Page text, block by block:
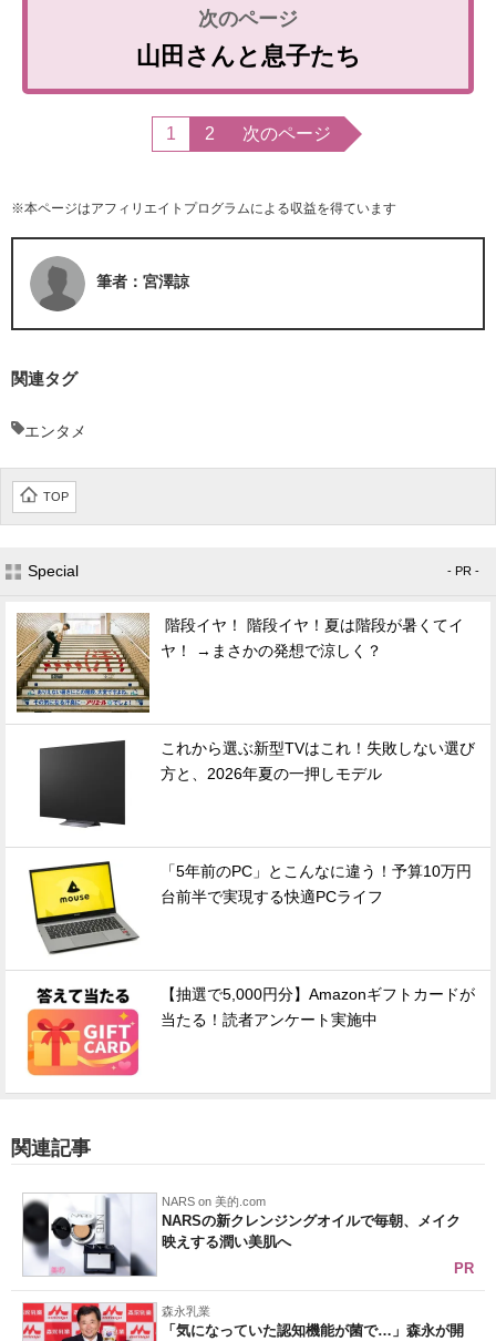
山田さんと息子たち
1 2 次のページ
※本ページはアフィリエイトプログラムによる収益を得ています
筆者：宮澤諒
関連タグ
エンタメ
TOP
Special - PR -
階段イヤ！ 階段イヤ！夏は階段が暑くてイ
ヤ！ →まさかの発想で涼しく？
これから選ぶ新型TVはこれ！失敗しない選び
方と、2026年夏の一押しモデル
「5年前のPC」とこんなに違う！予算10万円
台前半で実現する快適PCライフ
【抽選で5,000円分】Amazonギフトカードが
当たる！読者アンケート実施中
関連記事
NARS on 美的.com
NARSの新クレンジングオイルで毎朝、メイク
映えする潤い美肌へ
PR
森永乳業
「気になっていた認知機能が菌で…」森永が開